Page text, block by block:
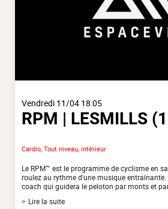
Vendredi 11/04 18:05
RPM | LESMILLS
Cardio, Tout niveau, intérieur
Le RPM™ est le programme de cyclisme en
roulez au rythme d'une musique
coach qui guidera le peloton par monts et
> Lire la suite